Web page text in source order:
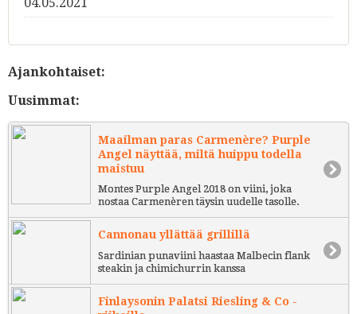
Ajankohtaiset:
Uusimmat:
Maailman paras Carmenère? Purple
Angel näyttää, miltä huippu todella
maistuu
Montes Purple Angel 2018 on viini, joka
nostaa Carmenèren täysin uudelle tasolle.
Cannonau yllättää grillillä
Sardinian punaviini haastaa Malbecin flank
steakin ja chimichurrin kanssa
Finlaysonin Palatsi Riesling & Co -